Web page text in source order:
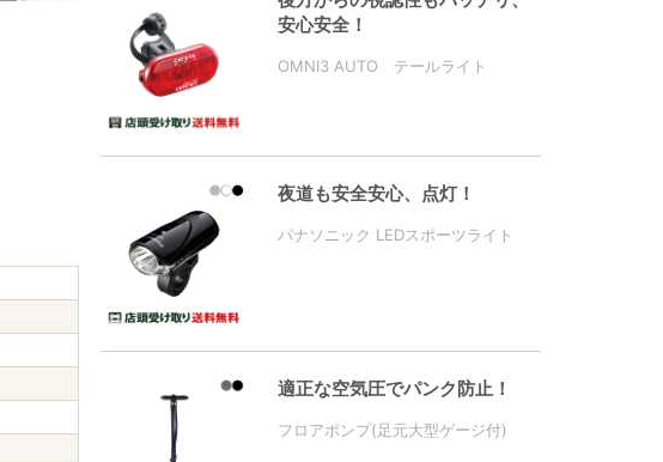
安心安全！
OMNI3 AUTO テールライト
夜道も安全安心、点灯！
パナソニック LEDスポーツライト
適正な空気圧でパンク防止！
フロアポンプ(足元大型ゲージ付)